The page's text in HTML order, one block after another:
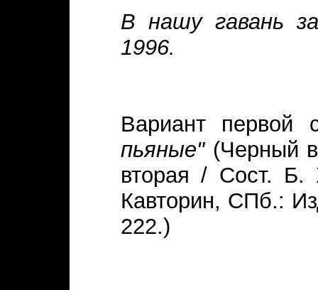
В нашу гавань
1996.
Вариант первой
пьяные"(Черный
вторая / Сост.
Кавторин, СПб.:
222.)